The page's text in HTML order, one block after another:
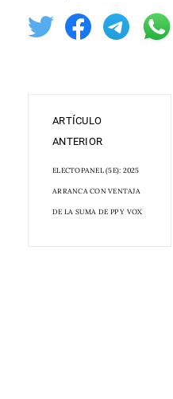
ARTÍCULO
ANTERIOR
ELECTOPANEL (5E): 2025
ARRANCA CON VENTAJA
DE LA SUMA DE PP Y VOX